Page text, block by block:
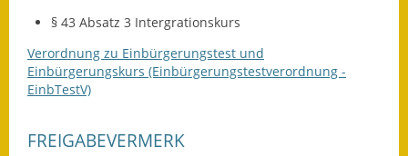
§ 43 Absatz 3 Intergrationskurs
Verordnung zu Einbürgerungstest und
Einbürgerungskurs (Einbürgerungstestverordnung -
EinbTestV)
FREIGABEVERMERK